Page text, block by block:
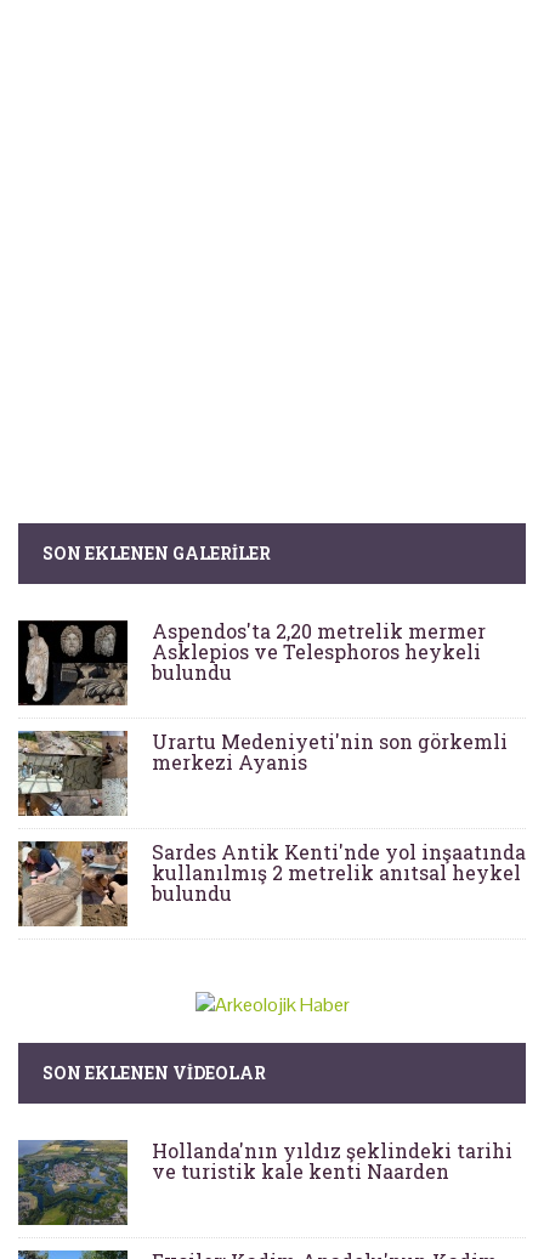
SON EKLENEN GALERILER
Aspendos'ta 2,20 metrelik mermer
Asklepios ve Telesphoros heykeli
bulundu
Urartu Medeniyeti'nin son görkemli
merkezi Ayanis
Sardes Antik Kenti'nde yol inşaatında
kullanılmış 2 metrelik anıtsal heykel
bulundu
SON EKLENEN VIDEOLAR
Hollanda'nın yıldız şeklindeki tarihi
ve turistik kale kenti Naarden